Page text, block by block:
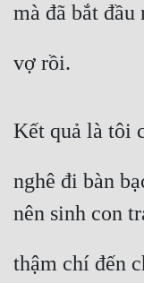
mà đã bắt
vợ rồi.
Kết quả là tôi
nghê đi bàn
nên sinh con
thậm chí đến